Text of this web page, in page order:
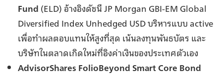
Fund (ELD) อ้างอิงดัชนี JP Morgan GBI-EM Global
Diversified Index Unhedged USD บริหารแบบ active
เพื่อทำผลตอบแทนให้สูงที่สุด เน้นลงทุนพันธบัตร และ
บริษัทในตลาดเกิดใหม่ที่อิงค่าเงินของประเทศตัวเอง
AdvisorShares FolioBeyond Smart Core Bond